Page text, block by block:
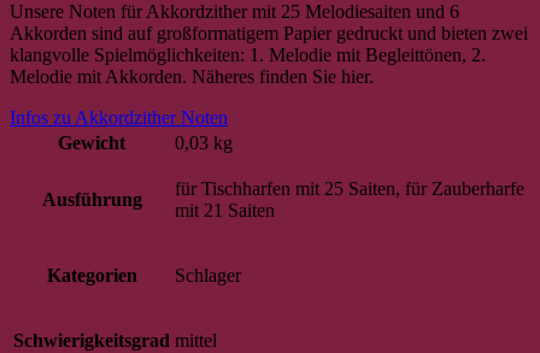
Unsere Noten für Akkordzither mit 25 Melodiesaiten und 6
Akkorden sind auf großformatigem Papier gedruckt und bieten zwei
klangvolle Spielmöglichkeiten: 1. Melodie mit Begleittönen, 2.
Melodie mit Akkorden. Näheres finden Sie hier.
Infos zu Akkordzither Noten
Gewicht
0,03 kg
Ausführung
für Tischharfen mit 25 Saiten, für Zauberharfe
mit 21 Saiten
Kategorien Schlager
Schwierigkeitsgrad mittel